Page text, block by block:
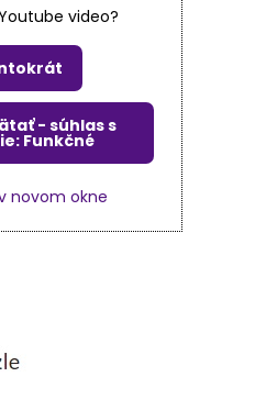
video?
- súhlas s
Funkčné
novom okne